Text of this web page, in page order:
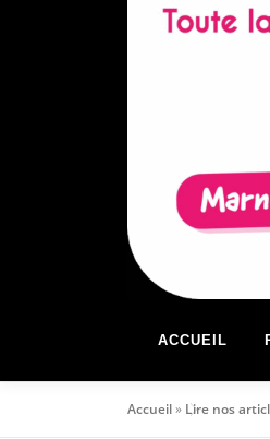
ACCUEIL
Accueil» Lire nos